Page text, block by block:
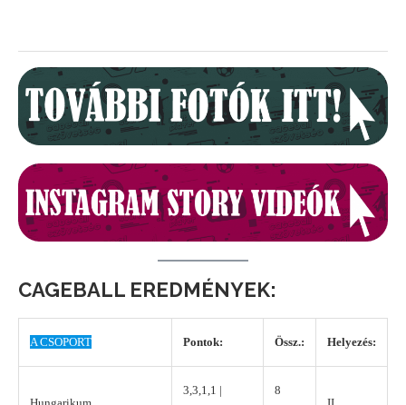
CAGEBALL EREDMÉNYEK:
A CSOPORT Pontok: Össz.: Helyezés:
3,3,1,1 |
8